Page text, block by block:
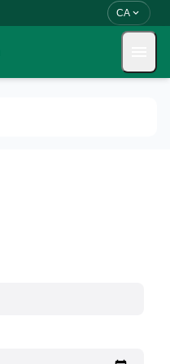
CA expand_more